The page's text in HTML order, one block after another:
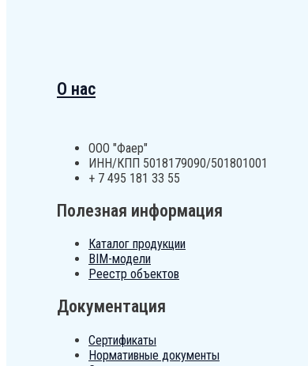
О нас
ООО "Фаер"
ИНН/КПП 5018179090/501801001
+ 7 495 181 33 55
Полезная информация
Каталог продукции
BIM-модели
Реестр объектов
Документация
Сертификаты
Нормативные документы